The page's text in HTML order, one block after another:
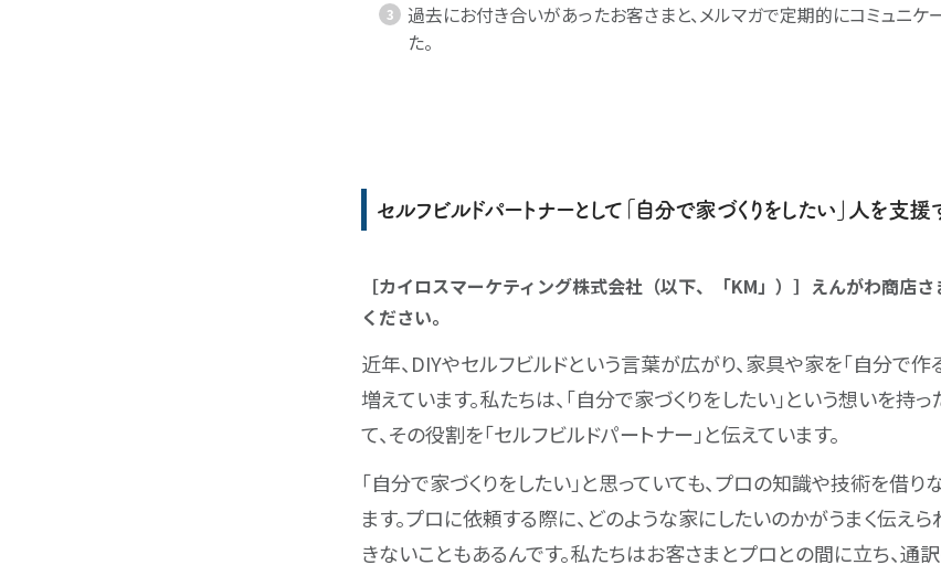
過去にお付き合いがあったお客さまと、メルマガで定期的にコミュニケ
た。
セルフビルドパートナーとして「自分で家づくりをしたい」人を支
［カイロスマーケティング株式会社（以下、「KM」）］えんがわ商店
ください。
近年、DIYやセルフビルドという言葉が広がり、家具や家を「自分で
増えています。私たちは、「自分で家づくりをしたい」という想いを持
て、その役割を「セルフビルドパートナー」と伝えています。
「自分で家づくりをしたい」と思っていても、プロの知識や技術を借
ます。プロに依頼する際に、どのような家にしたいのかがうまく伝えら
きないこともあるんです。私たちはお客さまとプロとの間に立ち、通